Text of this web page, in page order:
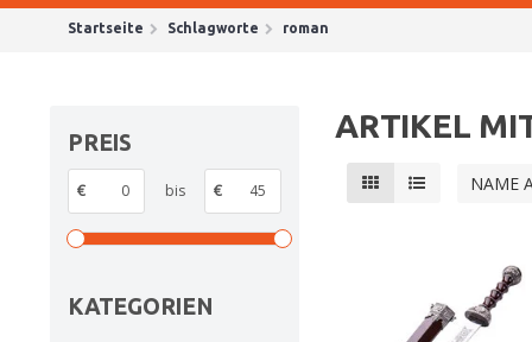
Startseite Schlagworte roman
PREIS
€ bis €
KATEGORIEN
ARTIKEL
NAME